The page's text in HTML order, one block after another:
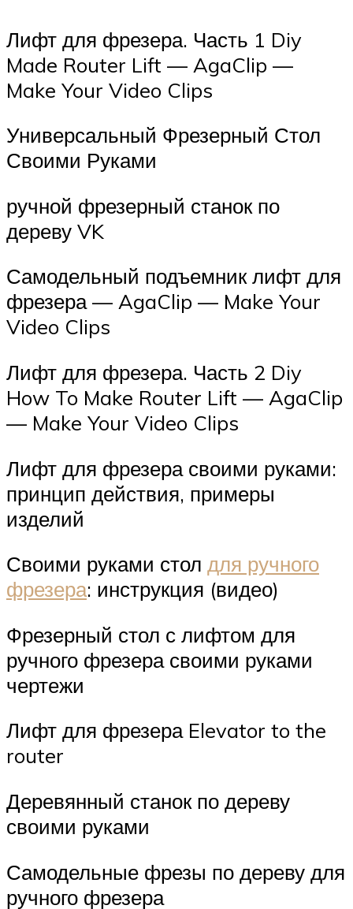
Лифт для фрезера. Часть 1 Diy
Made Router Lift — AgaClip —
Make Your Video Clips
Универсальный Фрезерный Стол
Своими Руками
ручной фрезерный станок по
дереву VK
Самодельный подъемник лифт для
фрезера — AgaClip — Make Your
Video Clips
Лифт для фрезера. Часть 2 Diy
How To Make Router Lift — AgaClip
— Make Your Video Clips
Лифт для фрезера своими руками:
принцип действия, примеры
изделий
Своими руками стол для ручного
фрезера: инструкция (видео)
Фрезерный стол с лифтом для
ручного фрезера своими руками
чертежи
Лифт для фрезера Elevator to the
router
Деревянный станок по дереву
своими руками
Самодельные фрезы по дереву для
ручного фрезера